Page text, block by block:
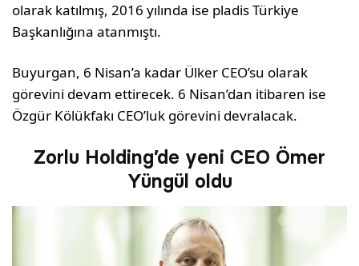
olarak katılmış, 2016 yılında ise pladis Türkiye
Başkanlığına atanmıştı.
Buyurgan, 6 Nisan’a kadar Ülker CEO’su olarak
görevini devam ettirecek. 6 Nisan’dan itibaren ise
Özgür Kölükfakı CEO’luk görevini devralacak.
Zorlu Holding’de yeni CEO Ömer
Yüngül oldu